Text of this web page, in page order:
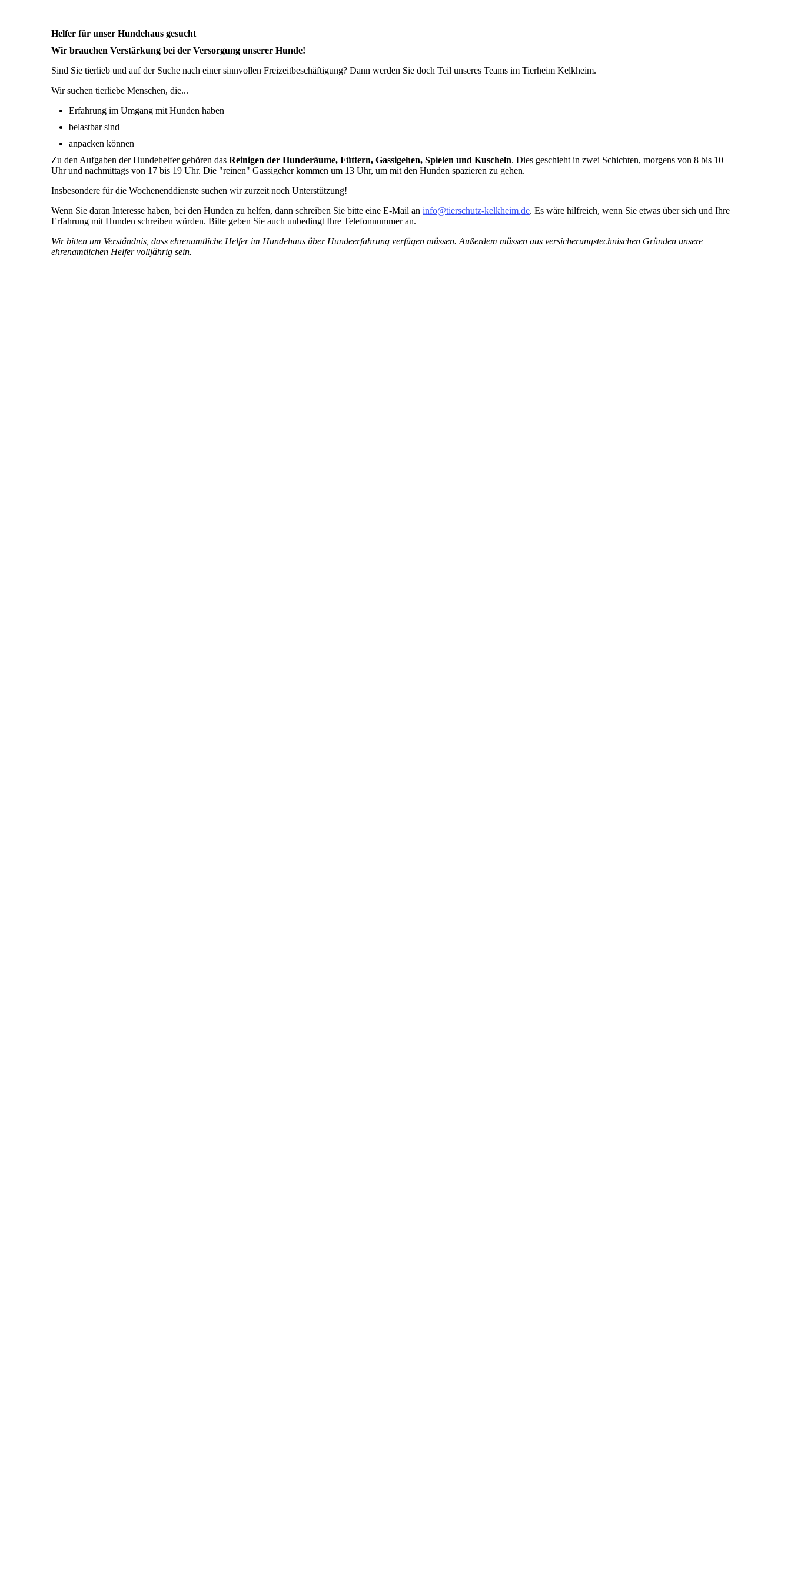
Helfer für unser Hundehaus gesucht
Wir brauchen Verstärkung bei der Versorgung unserer Hunde!
Sind Sie tierlieb und auf der Suche nach einer sinnvollen Freizeitbeschäftigung? Dann werden Sie doch Teil unseres Teams im Tierheim Kelkheim.
Wir suchen tierliebe Menschen, die...
Erfahrung im Umgang mit Hunden haben
belastbar sind
anpacken können
Zu den Aufgaben der Hundehelfer gehören das Reinigen der Hunderäume, Füttern, Gassigehen, Spielen und Kuscheln. Dies geschieht in zwei Schichten, morgens von 8 bis 10
Uhr und nachmittags von 17 bis 19 Uhr. Die "reinen" Gassigeher kommen um 13 Uhr, um mit den Hunden spazieren zu gehen.
Insbesondere für die Wochenenddienste suchen wir zurzeit noch Unterstützung!
Wenn Sie daran Interesse haben, bei den Hunden zu helfen, dann schreiben Sie bitte eine E-Mail an info@tierschutz-kelkheim.de. Es wäre hilfreich, wenn Sie etwas über sich und Ihre
Erfahrung mit Hunden schreiben würden. Bitte geben Sie auch unbedingt Ihre Telefonnummer an.
Wir bitten um Verständnis, dass ehrenamtliche Helfer im Hundehaus über Hundeerfahrung verfügen müssen. Außerdem müssen aus versicherungstechnischen Gründen unsere
ehrenamtlichen Helfer volljährig sein.